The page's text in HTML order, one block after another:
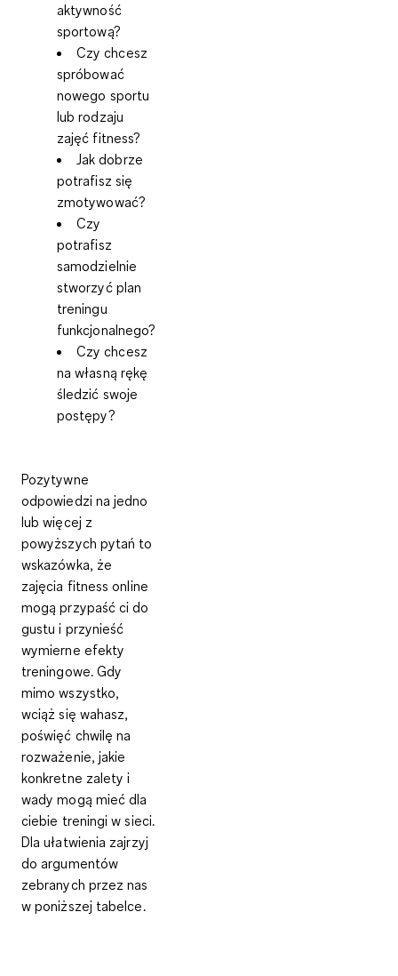
aktywność
sportową?
Czy chcesz
spróbować
nowego sportu
lub rodzaju
zajęć fitness?
Jak dobrze
potrafisz się
zmotywować?
Czy
potrafisz
samodzielnie
stworzyć plan
treningu
funkcjonalnego?
Czy chcesz
na własną rękę
śledzić swoje
postępy?
Pozytywne
odpowiedzi na jedno
lub więcej z
powyższych pytań to
wskazówka, że
zajęcia fitness online
mogą przypaść ci do
gustu i przynieść
wymierne efekty
treningowe. Gdy
mimo wszystko,
wciąż się wahasz,
poświęć chwilę na
rozważenie, jakie
konkretne zalety i
wady mogą mieć dla
ciebie treningi w sieci.
Dla ułatwienia zajrzyj
do argumentów
zebranych przez nas
w poniższej tabelce.